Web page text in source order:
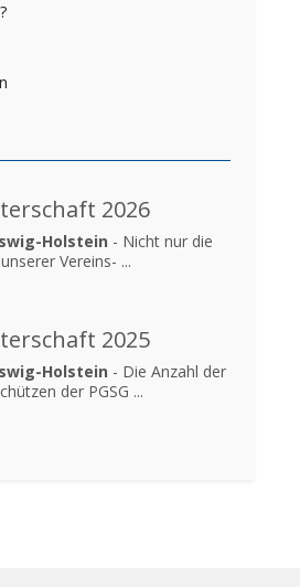
2026
Holstein - Nicht nur die
Vereins- ...
2025
Holstein - Die Anzahl der
der PGSG ...